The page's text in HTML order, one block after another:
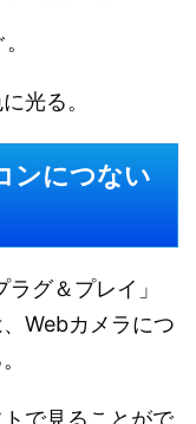
光る。
ンにつない
グ＆プレイ」
Webカメラにつ
で見ることがで